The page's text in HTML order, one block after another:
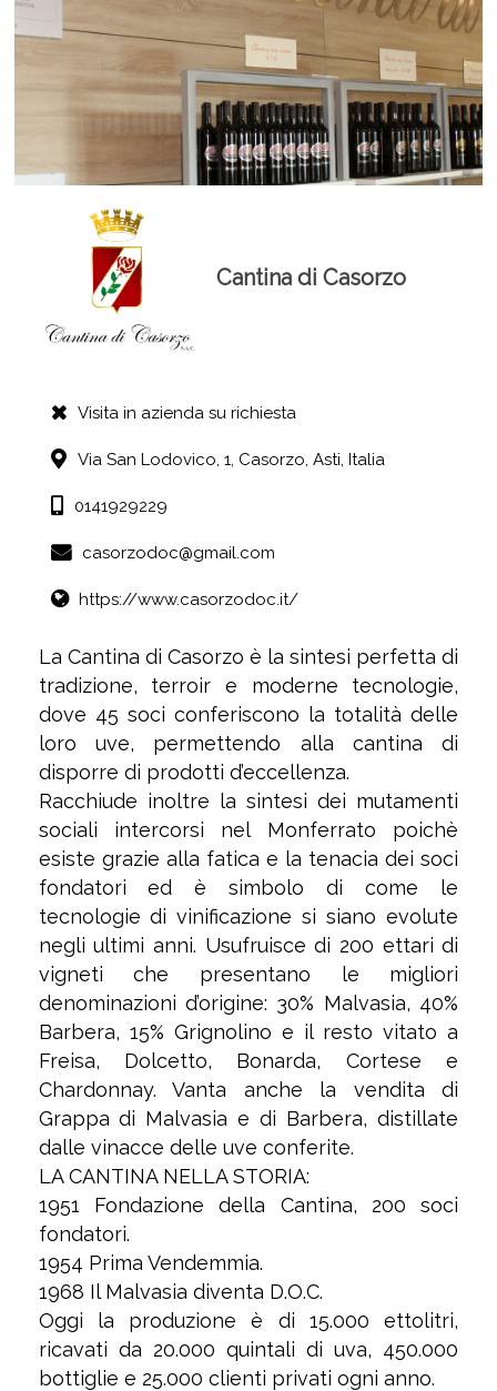
Cantina di Casorzo
Visita in azienda su richiesta
Via San Lodovico, 1, Casorzo, Asti, Italia
0141929229
casorzodoc@gmail.com
https://www.casorzodoc.it/
La Cantina di Casorzo è la sintesi perfetta di
tradizione, terroir e moderne tecnologie,
dove 45 soci conferiscono la totalità delle
loro uve, permettendo alla cantina di
disporre di prodotti d’eccellenza.
Racchiude inoltre la sintesi dei mutamenti
sociali intercorsi nel Monferrato poichè
esiste grazie alla fatica e la tenacia dei soci
fondatori ed è simbolo di come le
tecnologie di vinificazione si siano evolute
negli ultimi anni. Usufruisce di 200 ettari di
vigneti che presentano le migliori
denominazioni d’origine: 30% Malvasia, 40%
Barbera, 15% Grignolino e il resto vitato a
Freisa, Dolcetto, Bonarda, Cortese e
Chardonnay. Vanta anche la vendita di
Grappa di Malvasia e di Barbera, distillate
dalle vinacce delle uve conferite.
LA CANTINA NELLA STORIA:
1951 Fondazione della Cantina, 200 soci
fondatori.
1954 Prima Vendemmia.
1968 Il Malvasia diventa D.O.C.
Oggi la produzione è di 15.000 ettolitri,
ricavati da 20.000 quintali di uva, 450.000
bottiglie e 25.000 clienti privati ogni anno.